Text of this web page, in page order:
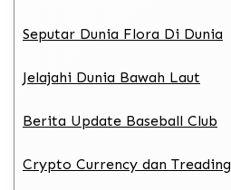
Seputar Dunia Flora Di Dunia
Jelajahi Dunia Bawah Laut
Berita Update Baseball Club
Crypto Currency dan Treading